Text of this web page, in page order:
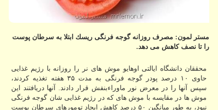
مستر لمون: مصرف روزانه گوجه فرنگی ریسك ابتلا به سرطان پوست
را تا نصف كاهش می دهد.
محققان دانشگاه ایالتی اوهایو موش های نر را روزانه با رژیم غذایی
حاوی ۱۰ درصد پودر گوجه فرنگی به مدت ۳۵ هفته تغذیه كردند،
سپس آنها را در معرض نور ماوراءبنفش قرار دادند. آنها دریافتند این
موش ها در مقایسه با موش های كه در رژیم غذایی شان گوجه فرنگی
نبود، به طور میانگین ۵۰ درصد كاهش ایجاد تومورهای سرطان پوست